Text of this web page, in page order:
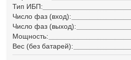
Тип ИБП:
Число фаз (вход):
Число фаз (выход):
Мощность:
Вес (без батарей):